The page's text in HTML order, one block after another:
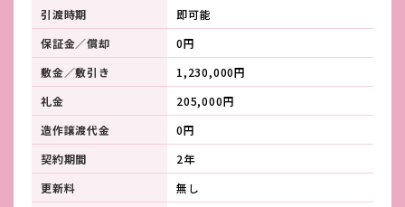
引渡時期
即可能
保証金／償却
0円
敷金／敷引き
1,230,000円
礼金
205,000円
造作譲渡代金
0円
契約期間
2年
更新料
無し